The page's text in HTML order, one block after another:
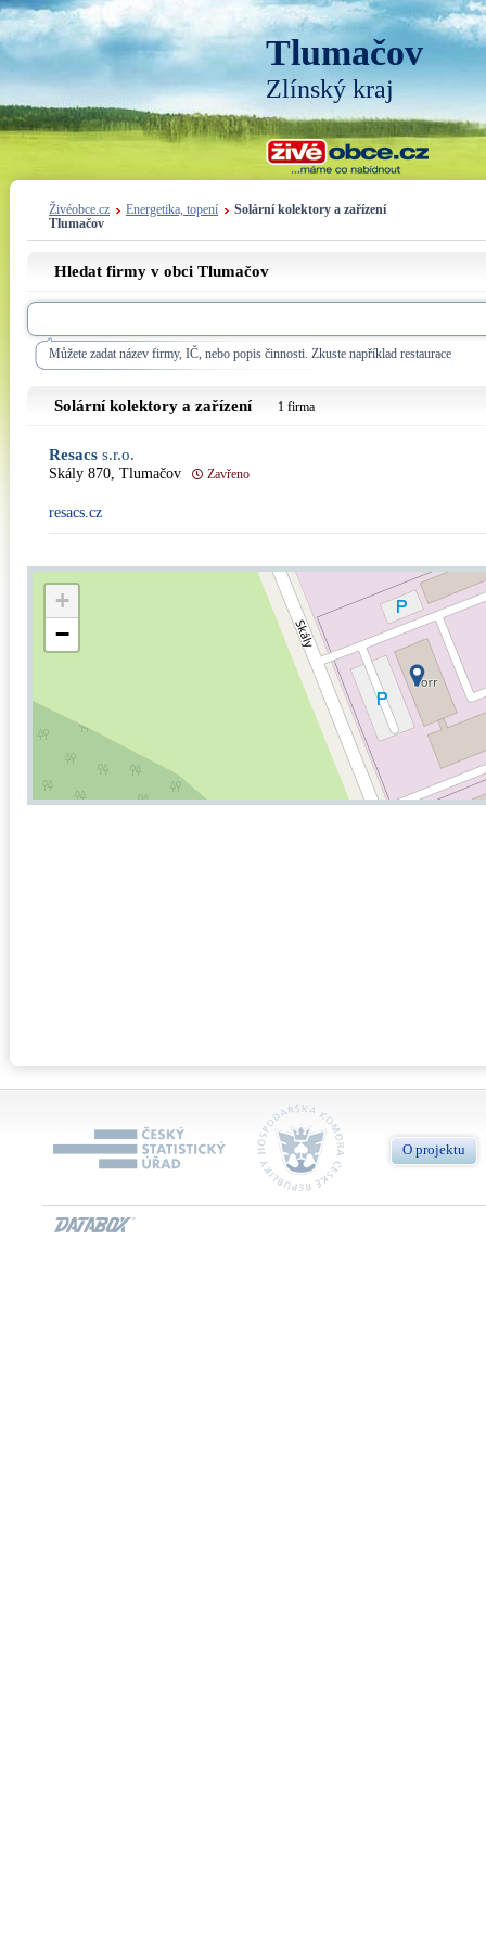
Tlumačov
Zlínský kraj
Živéobce.cz Energetika, topení
Solární kolektory a zařízení
Tlumačov
Hledat firmy v obci Tlumačov
Můžete zadat název firmy, IČ, nebo popis činnosti. Zkuste například restaurace
Solární kolektory a zařízení 1 firma
Resacs s.r.o.
Skály 870, Tlumačov Zavřeno
resacs.cz
+
−
O projektu